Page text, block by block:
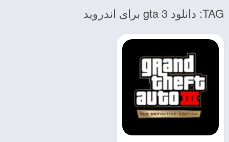
TAG: دانلود gta 3 برای اندروید